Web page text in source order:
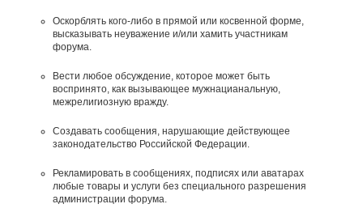
Оскорблять кого-либо в прямой или косвенной форме,
высказывать неуважение и/или хамить участникам
форума.
Вести любое обсуждение, которое может быть
воспринято, как вызывающее мужнацианальную,
межрелигиозную вражду.
Создавать сообщения, наpyшающие действyющее
законодательство Российской Федерации.
Рекламировать в сообщениях, подписях или аватарах
любые товары и услуги без специального разрешения
администрации форума.